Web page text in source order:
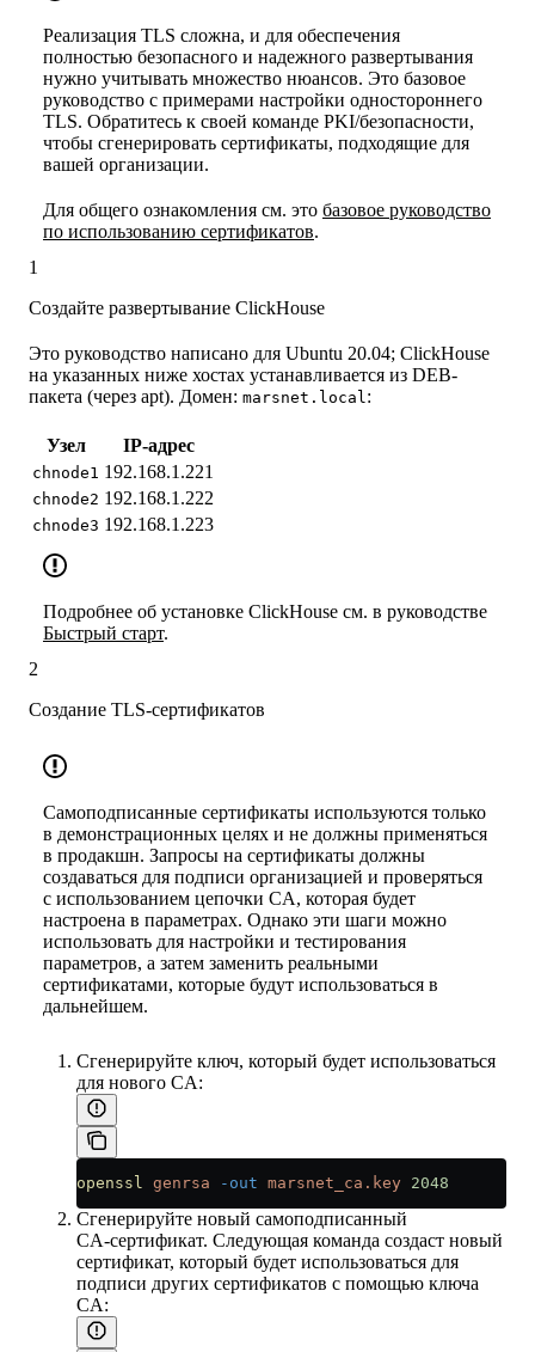
Реализация TLS сложна, и для обеспечения
полностью безопасного и надежного развертывания
нужно учитывать множество нюансов. Это базовое
руководство с примерами настройки одностороннего
TLS. Обратитесь к своей команде PKI/безопасности,
чтобы сгенерировать сертификаты, подходящие для
вашей организации.
Для общего ознакомления см. это базовое руководство
по использованию сертификатов.
1
Создайте развертывание ClickHouse
Это руководство написано для Ubuntu 20.04; ClickHouse
на указанных ниже хостах устанавливается из DEB-
пакета (через apt). Домен: marsnet.local :
Узел IP-адрес
chnode1 192.168.1.221
chnode2 192.168.1.222
chnode3 192.168.1.223
Подробнее об установке ClickHouse см. в руководстве
Быстрый старт.
2
Создание TLS-сертификатов
Самоподписанные сертификаты используются только
в демонстрационных целях и не должны применяться
в продакшн. Запросы на сертификаты должны
создаваться для подписи организацией и проверяться
с использованием цепочки CA, которая будет
настроена в параметрах. Однако эти шаги можно
использовать для настройки и тестирования
параметров, а затем заменить реальными
сертификатами, которые будут использоваться в
дальнейшем.
Сгенерируйте ключ, который будет использоваться
для нового CA:
openssl genrsa -out marsnet_ca.key 2048
Сгенерируйте новый самоподписанный
CA‑сертификат. Следующая команда создаст новый
сертификат, который будет использоваться для
подписи других сертификатов с помощью ключа
CA: